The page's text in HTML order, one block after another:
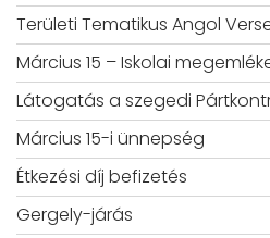
Területi Tematikus Angol
Március 15 – Iskolai
Látogatás a szegedi
Március 15-i ünnepség
Étkezési díj befizetés
Gergely-járás